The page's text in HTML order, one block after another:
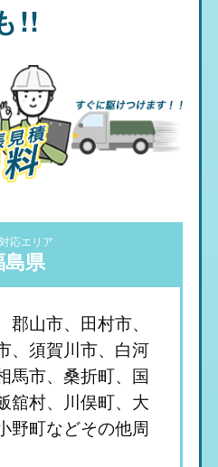
!!
応エリア
島県
山市、田村市、
、須賀川市、白河
馬市、桑折町、国
舘村、川俣町、大
野町などその他周